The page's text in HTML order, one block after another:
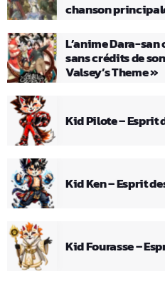
chanson
L’anime Dara-
sans crédits de
Valsey’s Theme »
Kid Pilote – Esprit
Kid Ken – Esprit
Kid Fourasse –